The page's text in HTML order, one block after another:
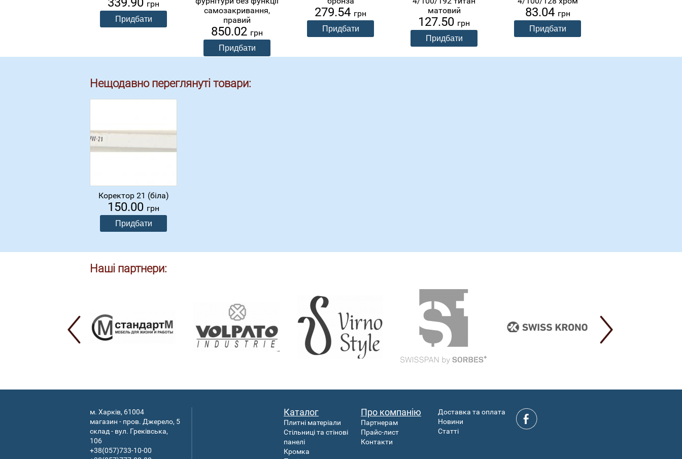
грн
самозакривання,
правий
850.02 грн
279.54 грн
матовий
127.50 грн
83.04 грн
Нещодавно переглянуті товари:
Коректор 21 (біла)
150.00 грн
Наші партнери:
м. Харків, 61004
магазин - пров. Джерело, 5
склад - вул. Греківська,
106
+38(057)733-10-00
Каталог
Плитні матеріали
Стільниці та стінові
панелі
Кромка
Про компанію
Партнерам
Прайс-лист
Контакти
Доставка та оплата
Новини
Статті